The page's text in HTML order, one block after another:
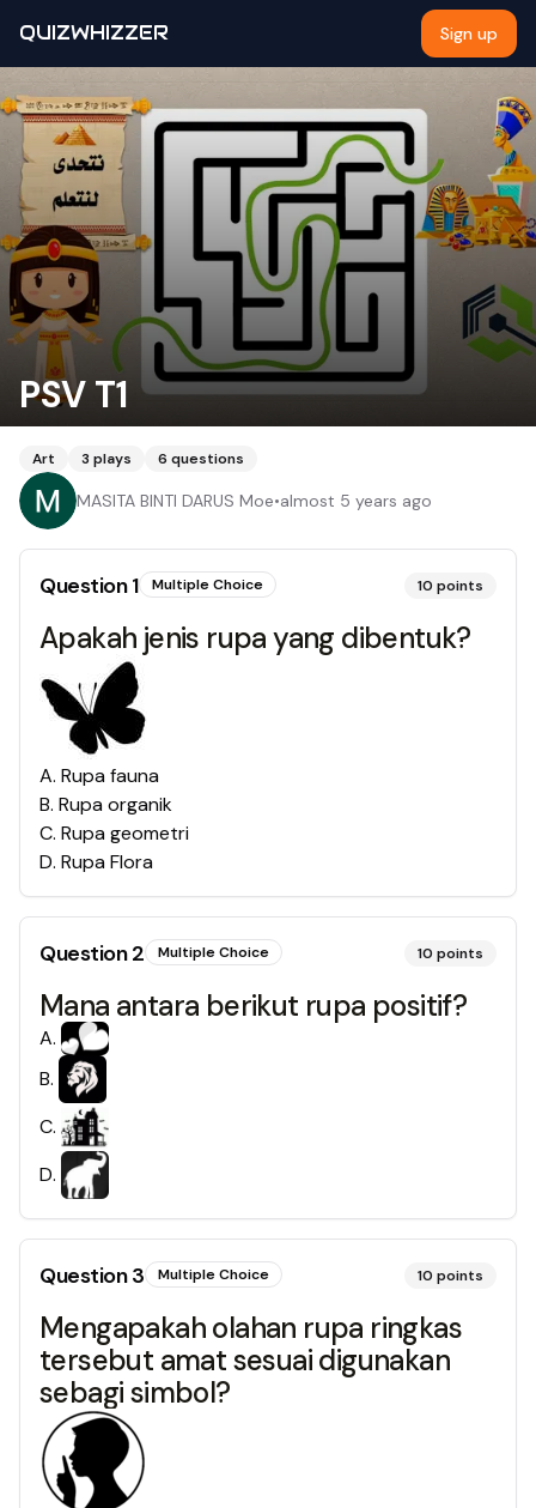
QUIZWHIZZER Sign up
PSV T1
Art 3 plays 6 questions
MASITA BINTI DARUS Moe•almost 5 years ago
Question1 Multiple Choice 10 points
Apakah jenis rupa yang dibentuk?
A. Rupa fauna
B. Rupa organik
C. Rupa geometri
D. Rupa Flora
Question2 Multiple Choice 10 points
Mana antara berikut rupa positif?
A.
B.
C.
D.
Question3 Multiple Choice 10 points
Mengapakah olahan rupa ringkas
tersebut amat sesuai digunakan
sebagi simbol?